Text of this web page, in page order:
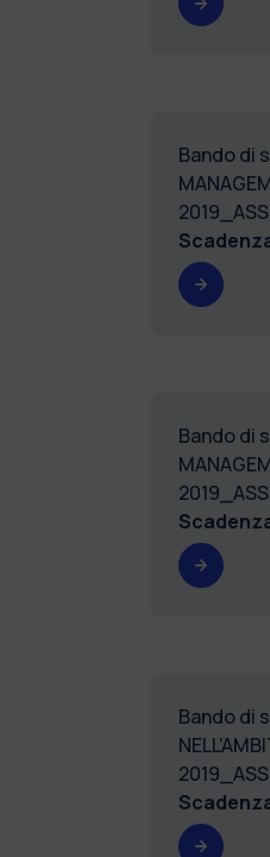
Bando di
Bando di
Bando di